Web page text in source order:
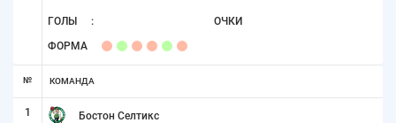
ГОЛЫ : ОЧКИ
ФОРМА
№ КОМАНДА
1 Бостон Селтикс